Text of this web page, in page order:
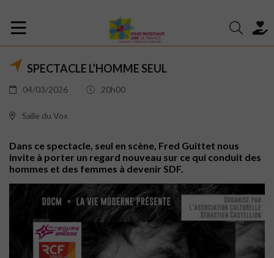
SPECTACLE L’HOMME SEUL
04/03/2026 20h00
Salle du Vox
Dans ce spectacle, seul en scène, Fred Guittet nous
invite à porter un regard nouveau sur ce qui conduit des
hommes et des femmes à devenir SDF.